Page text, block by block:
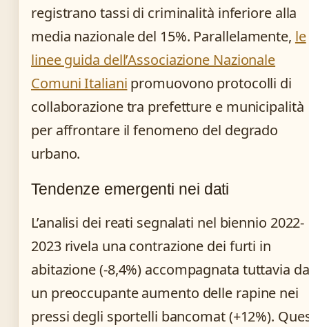
registrano tassi di criminalità inferiore alla
media nazionale del 15%. Parallelamente, le
linee guida dell’Associazione Nazionale
Comuni Italiani promuovono protocolli di
collaborazione tra prefetture e municipalità
per affrontare il fenomeno del degrado
urbano.
Tendenze emergenti nei dati
L’analisi dei reati segnalati nel biennio 2022-
2023 rivela una contrazione dei furti in
abitazione (-8,4%) accompagnata tuttavia da
un preoccupante aumento delle rapine nei
pressi degli sportelli bancomat (+12%).